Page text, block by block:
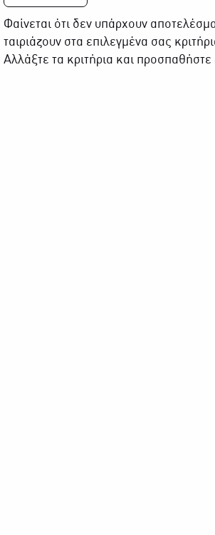
Φαίνεται ότι δεν υπάρχουν
ταιριάζουν στα επιλεγμένα σας
Αλλάξτε τα κριτήρια και προσπαθήστε